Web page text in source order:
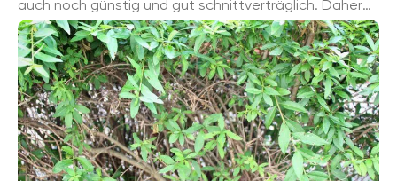
auch noch günstig und gut schnittverträglich. Daher
wird er auch gerne als Sichtschutz in Form ...